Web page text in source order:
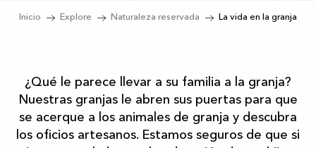
Inicio Explore Naturaleza reservada La vida en la granja
¿Qué le parece llevar a su familia a la granja?
Nuestras granjas le abren sus puertas para que
se acerque a los animales de granja y descubra
los oficios artesanos. Estamos seguros de que si